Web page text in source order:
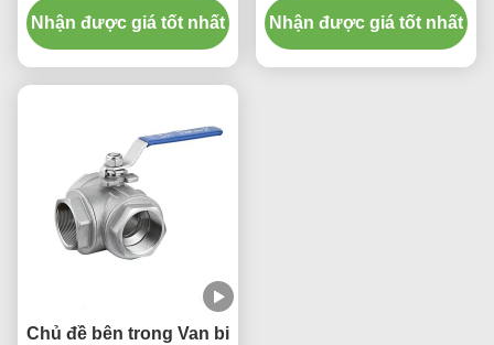
Nhận được giá tốt nhất
Nhận được giá tốt nhất
Chủ đề bên trong Van bi